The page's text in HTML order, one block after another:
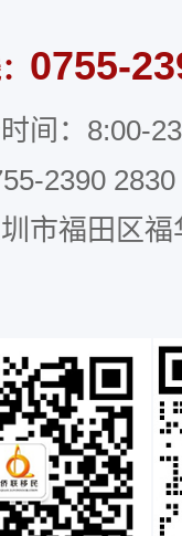
0755-
间：8:00-
2390 2830
市福田区